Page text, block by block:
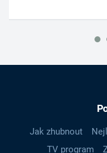
Jak zhubnout
TV program